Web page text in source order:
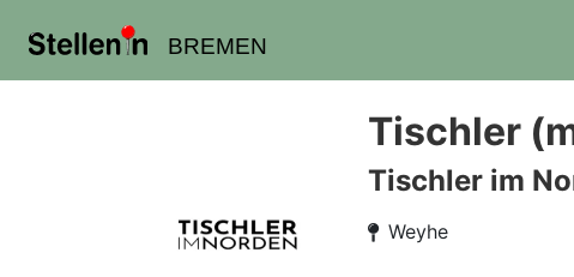
BREMEN
Tischler
Tischler im
Weyhe